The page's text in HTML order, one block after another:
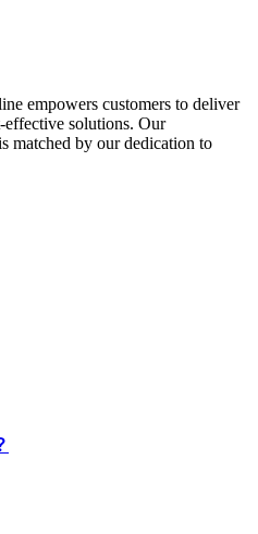
empowers customers to deliver
solutions. Our
matched by our dedication to